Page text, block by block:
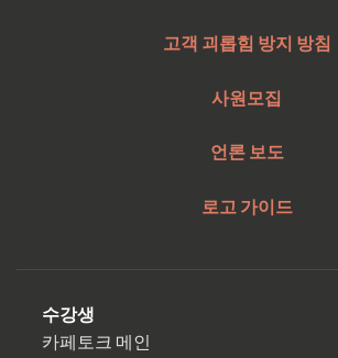
고객 괴롭힘 방지 방침
사원모집
언론 보도
로고 가이드
수강생
카페토크 메인